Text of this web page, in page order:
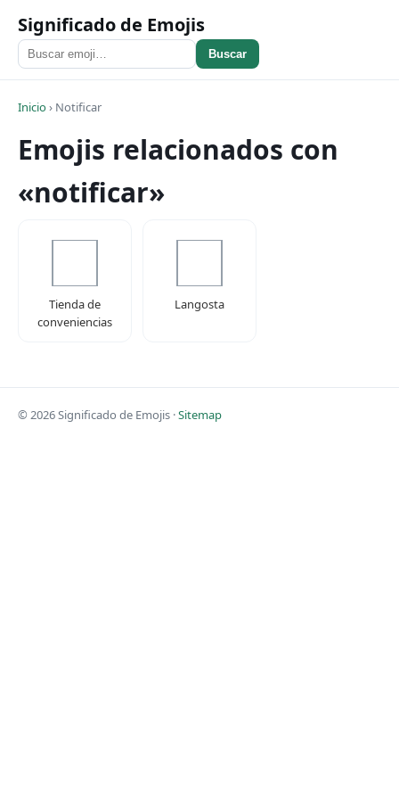
Significado de Emojis
Buscar
Inicio› Notificar
Emojis relacionados con
«notificar»
Tienda de
conveniencias
Langosta
© 2026 Significado de Emojis ·Sitemap